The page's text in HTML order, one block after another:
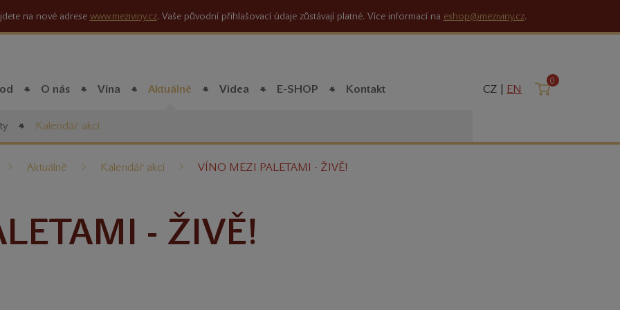
na nové adrese www.meziviny.cz. Vaše původní přihlašovací údaje zůstávají platné. Více informací na eshop@meziviny.cz.
O nás Vína Aktuálně
Kalendář akcí
Videa E-SHOP Kontakt CZ | EN Košík
0
Aktuálně Kalendář akcí VÍNO MEZI PALETAMI - ŽIVĚ!
- ŽIVĚ!